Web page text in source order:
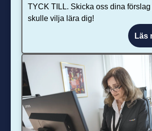
TYCK TILL. Skicka oss dina
skulle vilja lära dig!
Läs